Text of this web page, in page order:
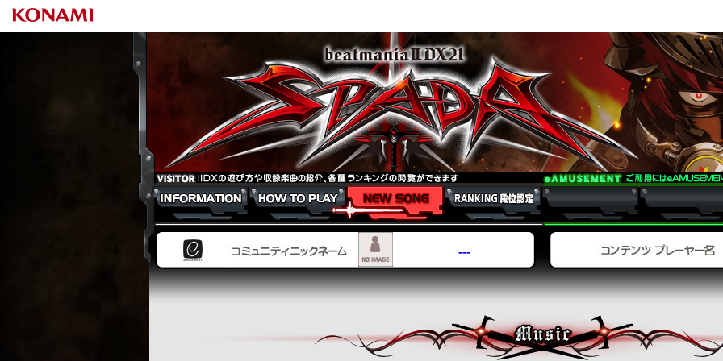
beatmania IIDX 21 SPADA
INFORMATION HOW TO PLAY NEW SONG RANKING 段位認定
---